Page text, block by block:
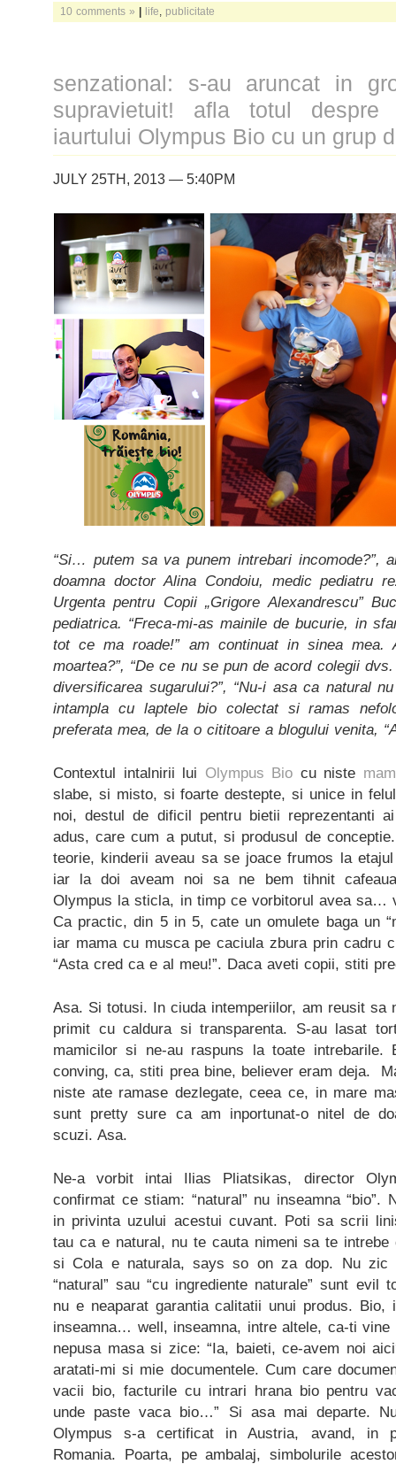
10 comments » | life publicitate
senzational: s-au aruncat in
supravietuit! afla totul
iaurtului Olympus Bio cu un grup
JULY 25TH, 2013 — 5:40PM
“Si… putem sa va punem intrebari incomode?”,
doamna doctor Alina Condoiu, medic pediatru
Urgenta pentru Copii „Grigore Alexandrescu”
pediatrica. “Freca-mi-as mainile de bucurie, in
tot ce ma roade!” am continuat in sinea mea.
moartea?”, “De ce nu se pun de acord colegii
diversificarea sugarului?”, “Nu-i asa ca natural
intampla cu laptele bio colectat si ramas
preferata mea, de la o cititoare a blogului venita,
Contextul intalnirii lui Olympus Bio cu niste
slabe, si misto, si foarte destepte, si unice in
noi, destul de dificil pentru bietii reprezentanti
adus, care cum a putut, si produsul de
teorie, kinderii aveau sa se joace frumos la
iar la doi aveam noi sa ne bem tihnit
Olympus la sticla, in timp ce vorbitorul avea sa…
Ca practic, din 5 in 5, cate un omulete baga un
iar mama cu musca pe caciula zbura prin cadru
“Asta cred ca e al meu!”. Daca aveti copii, stiti
Asa. Si totusi. In ciuda intemperiilor, am reusit sa
primit cu caldura si transparenta. S-au lasat
mamicilor si ne-au raspuns la toate
conving, ca, stiti prea bine, believer eram deja.
niste ate ramase dezlegate, ceea ce, in mare
sunt pretty sure ca am inportunat-o nitel de
scuzi. Asa.
Ne-a vorbit intai Ilias Pliatsikas, director
confirmat ce stiam: “natural” nu inseamna “bio”.
in privinta uzului acestui cuvant. Poti sa scrii
tau ca e natural, nu te cauta nimeni sa te
si Cola e naturala, says so on za dop. Nu zic
“natural” sau “cu ingrediente naturale” sunt evil
nu e neaparat garantia calitatii unui produs.
inseamna… well, inseamna, intre altele, ca-ti vine
nepusa masa si zice: “Ia, baieti, ce-avem noi
aratati-mi si mie documentele. Cum care
vacii bio, facturile cu intrari hrana bio pentru
unde paste vaca bio…” Si asa mai departe.
Olympus s-a certificat in Austria, avand, in
Romania. Poarta, pe ambalaj, simbolurile